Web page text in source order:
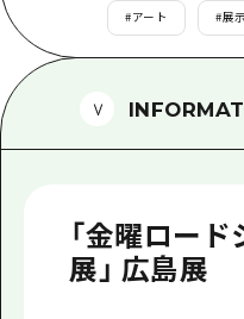
1泊2日
観光案
広島県を
ボラン
ユニバ
広島県の
#アート #展
「金曜ロー
展」 広島展